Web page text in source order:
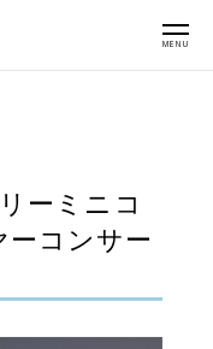
MENU
ーミニコ
コンサー